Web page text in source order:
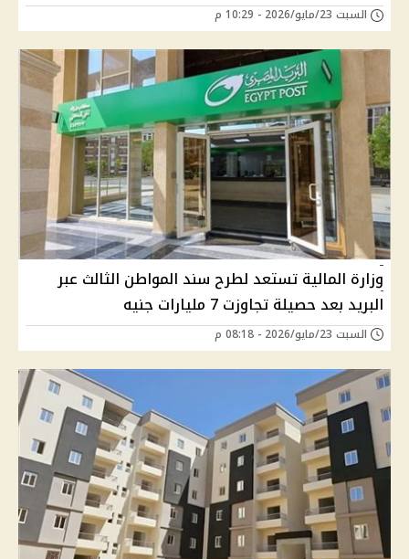
السبت 23/مايو/2026 - 10:29 م
وزارة المالية تستعد لطرح سند المواطن الثالث عبر
البريد بعد حصيلة تجاوزت 7 مليارات جنيه
السبت 23/مايو/2026 - 08:18 م